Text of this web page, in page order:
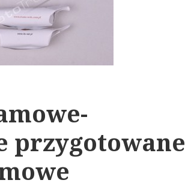
przygotowane